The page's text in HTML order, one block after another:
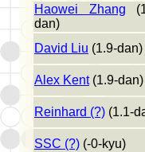
Haowei Zhang
dan)
David Liu (1.9-dan)
Alex Kent(1.9-dan)
Reinhard (?) (1.1-
SSC (?) (-0-kyu)